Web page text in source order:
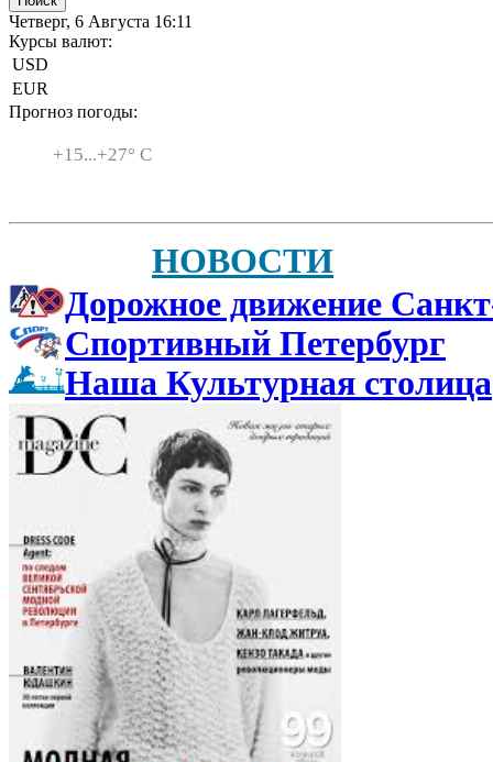
Четверг, 6 Августа 16:11
Курсы валют:
USD
EUR
Прогноз погоды:
+15...+27° C
НОВОСТИ
Дорожное движение
Спортивный Петербург
Наша Культурная столица